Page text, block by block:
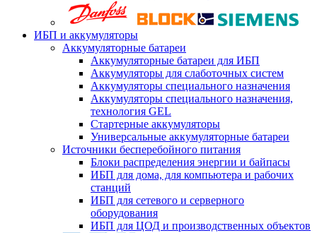
ИБП и аккумуляторы
Аккумуляторные батареи
Аккумуляторные батареи для ИБП
Аккумуляторы для слаботочных систем
Аккумуляторы специального назначения
Аккумуляторы специального назначения,
технология GEL
Стартерные аккумуляторы
Универсальные аккумуляторные батареи
Источники бесперебойного питания
Блоки распределения энергии и байпасы
ИБП для дома, для компьютера и рабочих
станций
ИБП для сетевого и серверного
оборудования
ИБП для ЦОД и производственных объектов